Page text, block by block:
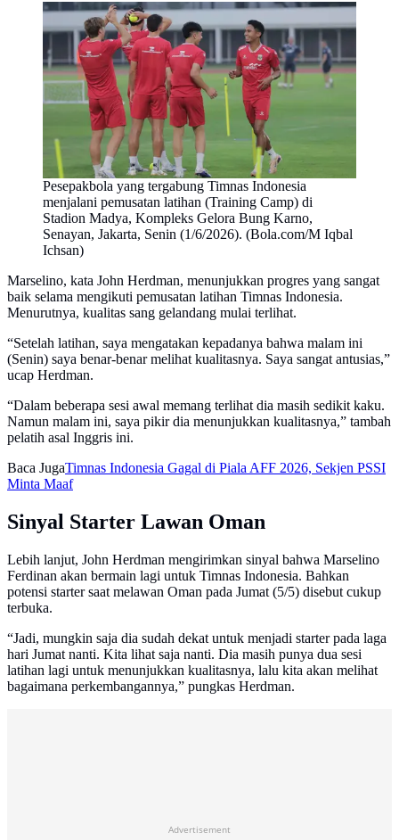
Pesepakbola yang tergabung Timnas Indonesia
menjalani pemusatan latihan (Training Camp) di
Stadion Madya, Kompleks Gelora Bung Karno,
Senayan, Jakarta, Senin (1/6/2026). (Bola.com/M Iqbal
Ichsan)
Marselino, kata John Herdman, menunjukkan progres yang sangat
baik selama mengikuti pemusatan latihan Timnas Indonesia.
Menurutnya, kualitas sang gelandang mulai terlihat.
“Setelah latihan, saya mengatakan kepadanya bahwa malam ini
(Senin) saya benar-benar melihat kualitasnya. Saya sangat antusias,”
ucap Herdman.
“Dalam beberapa sesi awal memang terlihat dia masih sedikit kaku.
Namun malam ini, saya pikir dia menunjukkan kualitasnya,” tambah
pelatih asal Inggris ini.
Baca JugaTimnas Indonesia Gagal di Piala AFF 2026, Sekjen PSSI
Minta Maaf
Sinyal Starter Lawan Oman
Lebih lanjut, John Herdman mengirimkan sinyal bahwa Marselino
Ferdinan akan bermain lagi untuk Timnas Indonesia. Bahkan
potensi starter saat melawan Oman pada Jumat (5/5) disebut cukup
terbuka.
“Jadi, mungkin saja dia sudah dekat untuk menjadi starter pada laga
hari Jumat nanti. Kita lihat saja nanti. Dia masih punya dua sesi
latihan lagi untuk menunjukkan kualitasnya, lalu kita akan melihat
bagaimana perkembangannya,” pungkas Herdman.
Advertisement